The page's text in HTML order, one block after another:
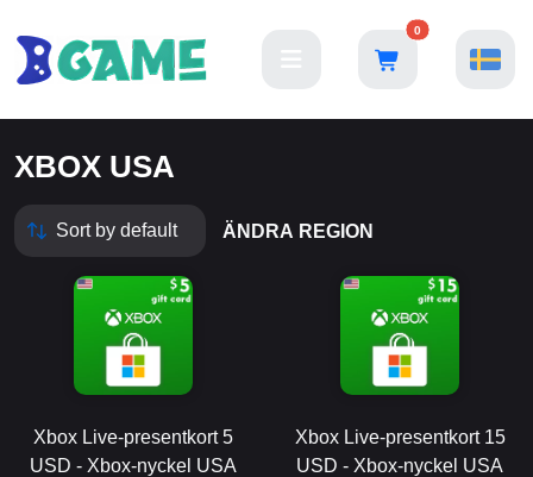
0
XBOX USA
ÄNDRA REGION
Xbox Live-presentkort 5
USD - Xbox-nyckel USA
Xbox Live-presentkort 15
USD - Xbox-nyckel USA